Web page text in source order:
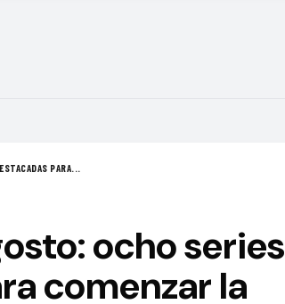
PARA...
ocho series
comenzar la